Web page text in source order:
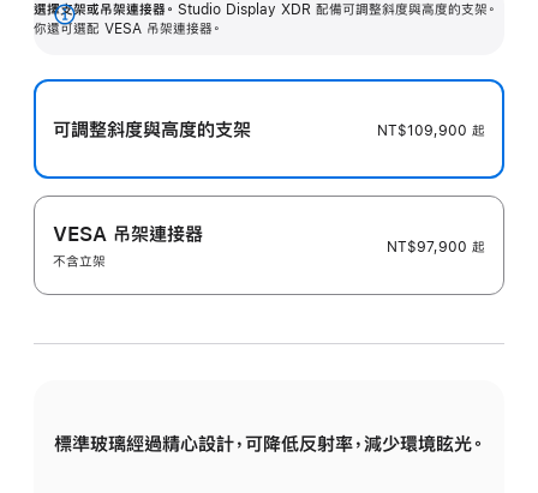
選擇支架或吊架連接器。 Studio Display XDR 配備可調整斜度與高度的支架。
你還可選配 VESA 吊架連接器。
顯
更
多
訊
可調整斜度與高度的支架 NT$109,900 起
VESA 吊架連接器
不含立架
NT$97,900 起
標準玻璃經過精心設計，可降低反射率，減少環境眩光。